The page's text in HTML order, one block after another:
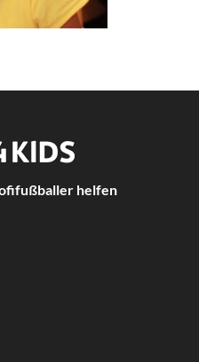
helfen